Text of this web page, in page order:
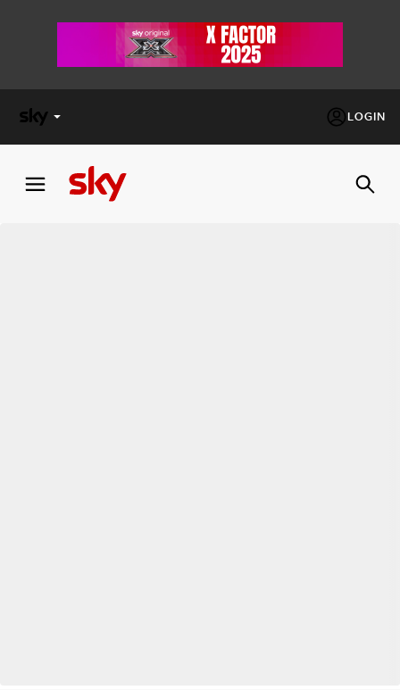
LOGIN
FACTOR